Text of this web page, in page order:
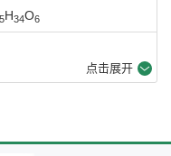
H34O6
点击展开